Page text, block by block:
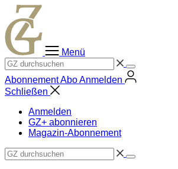
Zum
Inhalt
springen
Menü
AbonnementAboAnmelden
Schließen
Anmelden
GZ+ abonnieren
Magazin-Abonnement